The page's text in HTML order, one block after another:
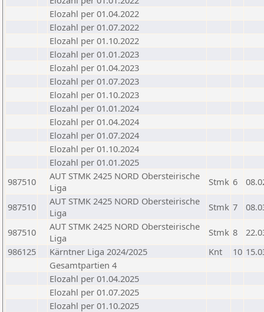
Elozahl per 01.04.2022
Elozahl per 01.07.2022
Elozahl per 01.10.2022
Elozahl per 01.01.2023
Elozahl per 01.04.2023
Elozahl per 01.07.2023
Elozahl per 01.10.2023
Elozahl per 01.01.2024
Elozahl per 01.04.2024
Elozahl per 01.07.2024
Elozahl per 01.10.2024
Elozahl per 01.01.2025
987510
AUT STMK 2425 NORD Obersteirische
Liga
Stmk 6
987510
AUT STMK 2425 NORD Obersteirische
Liga
Stmk 7
987510
AUT STMK 2425 NORD Obersteirische
Liga
Stmk 8
986125
Kärntner Liga 2024/2025 Knt 10
Gesamtpartien 4
Elozahl per 01.04.2025
Elozahl per 01.07.2025
Elozahl per 01.10.2025